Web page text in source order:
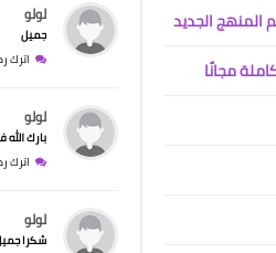
لولو
جميل
اترك
لولو
بارك
اترك
لولو
شكرا